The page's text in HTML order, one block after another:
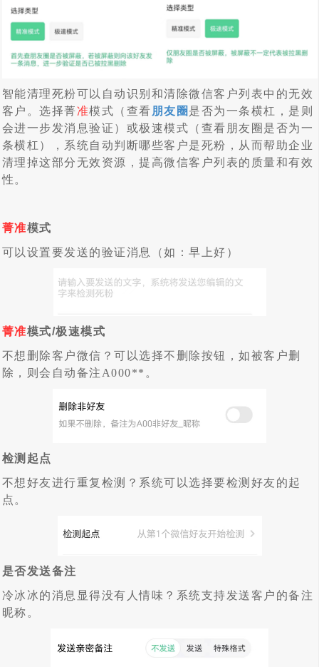
智能清理死粉可以自动识别和清除微信客户列表中的无效
客户。选择菁准模式（查看 朋友圈 是否为一条横杠，是则
会进一步发消息验证）或极速模式（查看朋友圈是否为一
条横杠），系统自动判断哪些客户是死粉，从而帮助企业
清理掉这部分无效资源，提高微信客户列表的质量和有效
性。
菁准模式
可以设置要发送的验证消息（如：早上好）
菁准模式/极速模式
不想删除客户微信？可以选择不删除按钮，如被客户删
除，则会自动备注A000**。
检测起点
不想好友进行重复检测？系统可以选择要检测好友的起
点。
是否发送备注
冷冰冰的消息显得没有人情味？系统支持发送客户的备注
昵称。